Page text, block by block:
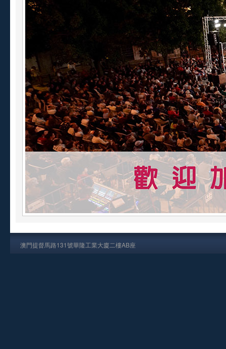
澳門提督馬路131號華隆工業大廈二樓AB座